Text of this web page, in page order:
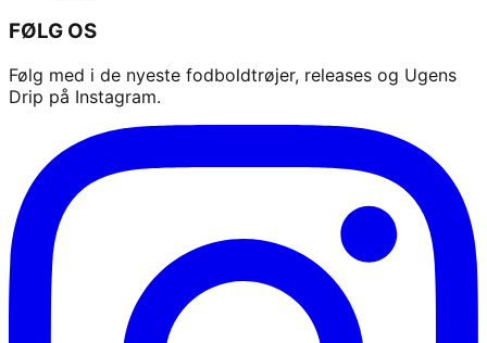
FØLG OS
Følg med i de nyeste fodboldtrøjer, releases og Ugens
Drip på Instagram.